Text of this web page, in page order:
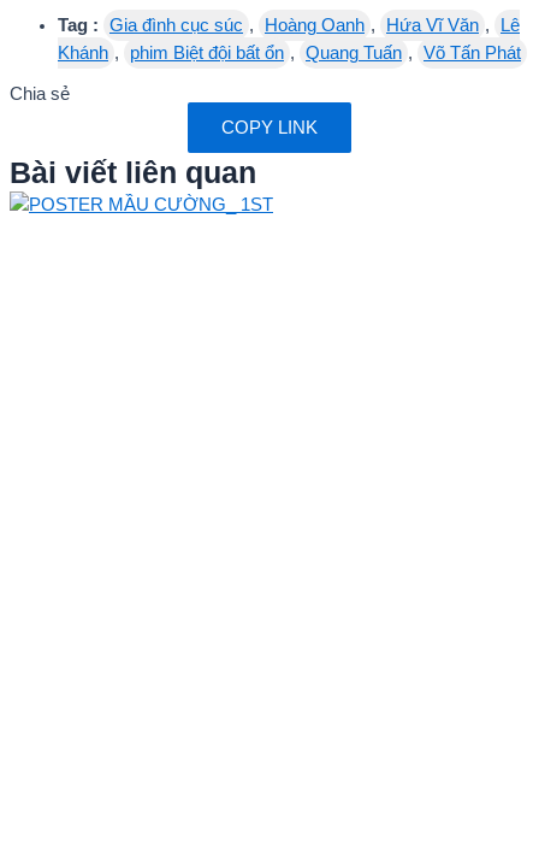
Tag : Gia đình cục súc , Hoàng Oanh , Hứa Vĩ Văn ,
Lê
Khánh , phim Biệt đội bất ổn , Quang Tuấn , Võ Tấn Phát
Chia sẻ
COPY LINK
Bài viết liên quan